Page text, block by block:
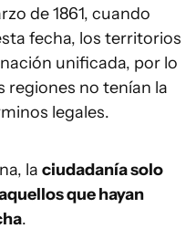
de 1861, cuando
fecha, los territorios
unificada, por lo
regiones no tenían la
legales.
la ciudadanía solo
que hayan
.